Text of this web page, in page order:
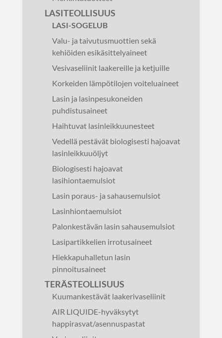
LASITEOLLISUUS
LASI-SOGELUB
Valu- ja taivutusmuottien sekä
kehiöiden esikäsittelyaineet
Vesivaseliinit laakereille ja ketjuille
Korkeiden lämpötilojen voiteluaineet
Lasin ja lasinpesukoneiden
puhdistusaineet
Haihtuvat lasinleikkuunesteet
Vedellä pestävät biologisesti hajoavat
lasinleikkuuöljyt
Biologisesti hajoavat
lasihiontaemulsiot
Lasin poraus- ja sahausemulsiot
Lasinhiontaemulsiot
Palonkestävän lasin sahausemulsiot
Lasipartikkelien irrotusaineet
Hiekkapuhalletun lasin
pinnoitusaineet
TERÄSTEOLLISUUS
Kuumankestävät laakerivaseliinit
AIR LIQUIDE-hyväksytyt
happirasvat/asennuspastat